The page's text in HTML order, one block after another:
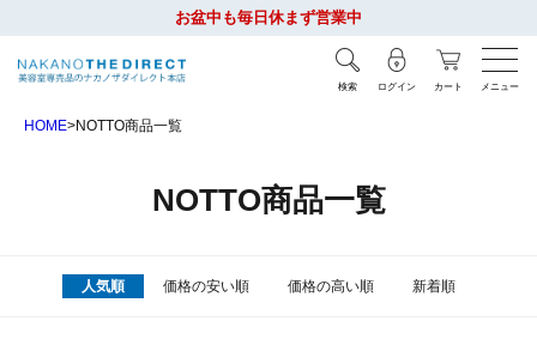
お盆中も毎日休まず営業中
検索 ログイン カート メニュー
HOME NOTTO商品一覧
NOTTO商品一覧
人気順 価格の安い順 価格の高い順 新着順